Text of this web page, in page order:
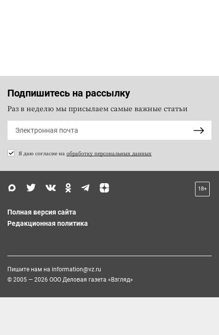
Подпишитесь на рассылку
Раз в неделю мы присылаем самые важные статьи
Я даю согласие на обработку персональных данных
18+
Полная версия сайта
Редакционная политика
Пишите нам на information@vz.ru
© 2005 — 2026 ООО Деловая газета «Взгляд»